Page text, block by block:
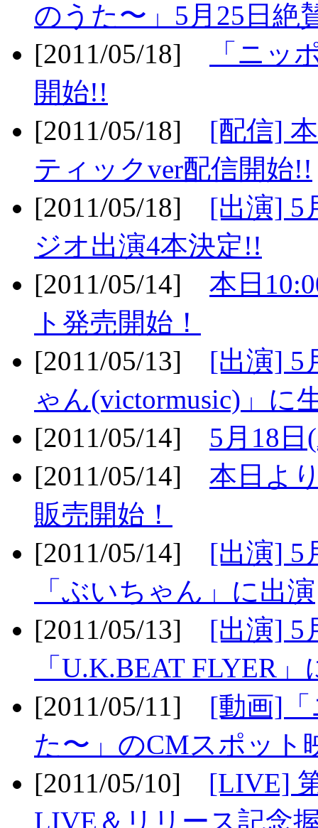
のうた〜」5月25日絶
[2011/05/18]
「ニッ
開始!!
[2011/05/18] [配信]
ティックver配信開始!!
[2011/05/18] [出演] 5
ジオ出演4本決定!!
[2011/05/14] 本日
ト発売開始！
[2011/05/13] [出演] 5
ゃん(victormusic)」に
[2011/05/14] 5月18
[2011/05/14] 本日よ
販売開始！
[2011/05/14] [出演] 5
「ぶいちゃん」に出演
[2011/05/13] [出演] 5
「U.K.BEAT FLYER
[2011/05/11] [動画]
た〜」のCMスポット
[2011/05/10] [LIVE]
LIVE＆リリース記念